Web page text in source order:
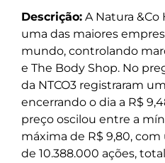
Descrição: A Natura &Co
uma das maiores
mundo, controlando
e The Body Shop. No
da NTCO3 registraram
encerrando o dia a R$
preço oscilou entre a
máxima de R$ 9,80,
de 10.388.000 ações,